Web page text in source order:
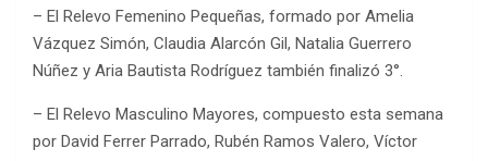
– El Relevo Femenino Pequeñas, formado por Amelia
Vázquez Simón, Claudia Alarcón Gil, Natalia Guerrero
Núñez y Aria Bautista Rodríguez también finalizó 3°.
– El Relevo Masculino Mayores, compuesto esta semana
por David Ferrer Parrado, Rubén Ramos Valero, Víctor